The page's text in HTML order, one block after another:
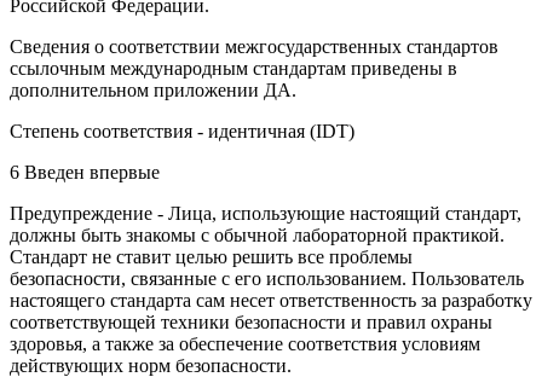
Российской Федерации.
Сведения о соответствии межгосударственных стандартов
ссылочным международным стандартам приведены в
дополнительном приложении ДА.
Степень соответствия - идентичная (IDT)
6 Введен впервые
Предупреждение - Лица, использующие настоящий стандарт,
должны быть знакомы с обычной лабораторной практикой.
Стандарт не ставит целью решить все проблемы
безопасности, связанные с его использованием. Пользователь
настоящего стандарта сам несет ответственность за разработку
соответствующей техники безопасности и правил охраны
здоровья, а также за обеспечение соответствия условиям
действующих норм безопасности.